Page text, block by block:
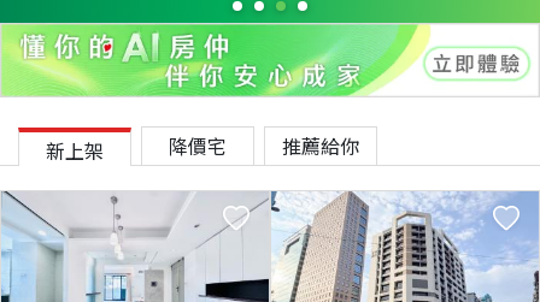
新上架 降價宅 推薦給你